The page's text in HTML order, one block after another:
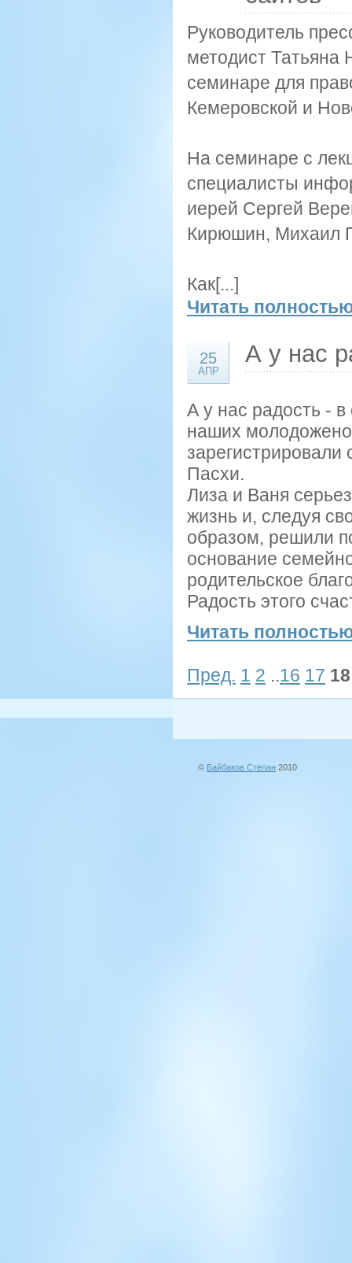
Руководитель
методист Татьяна
семинаре для
Кемеровской и
На семинаре с
специалисты
иерей Сергей
Кирюшин, Михаил
Как[...]
Читать
25
АПР
А у нас
А у нас радость -
наших
зарегистрировали
Пасхи.
Лиза и Ваня
жизнь и, следуя
образом, решили
основание
родительское
Радость этого
Читать
Пред. 1 2 ..16 17 18
© Байбаков Степан 2010